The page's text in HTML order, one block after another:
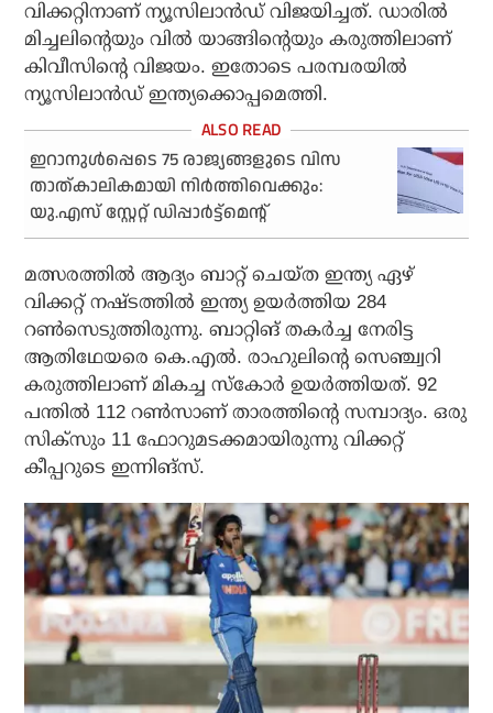
വിക്കറ്റിനാണ് ന്യൂസിലാന്‍ഡ് വിജയിച്ചത്. ഡാരില്‍
മിച്ചലിന്റെയും വില്‍ യാങ്ങിന്റെയും കരുത്തിലാണ്
കിവീസിന്റെ വിജയം. ഇതോടെ പരമ്പരയില്‍
ന്യൂസിലാന്‍ഡ് ഇന്ത്യക്കൊപ്പമെത്തി.
ഇറാനുൾപ്പെടെ 75 രാജ്യങ്ങളുടെ വിസ
താത്കാലികമായി നിർത്തിവെക്കും:
യു.എസ് സ്റ്റേറ്റ് ഡിപ്പാർട്ട്മെന്റ്
മത്സരത്തില്‍ ആദ്യം ബാറ്റ് ചെയ്ത ഇന്ത്യ ഏഴ്
വിക്കറ്റ് നഷ്ടത്തില്‍ ഇന്ത്യ ഉയര്‍ത്തിയ 284
റണ്‍സെടുത്തിരുന്നു. ബാറ്റിങ് തകര്‍ച്ച നേരിട്ട
ആതിഥേയരെ കെ.എല്‍. രാഹുലിന്റെ സെഞ്ച്വറി
കരുത്തിലാണ് മികച്ച സ്‌കോര്‍ ഉയര്‍ത്തിയത്. 92
പന്തില്‍ 112 റണ്‍സാണ് താരത്തിന്റെ സമ്പാദ്യം. ഒരു
സിക്സും 11 ഫോറുമടക്കമായിരുന്നു വിക്കറ്റ്
കീപ്പറുടെ ഇന്നിങ്സ്.